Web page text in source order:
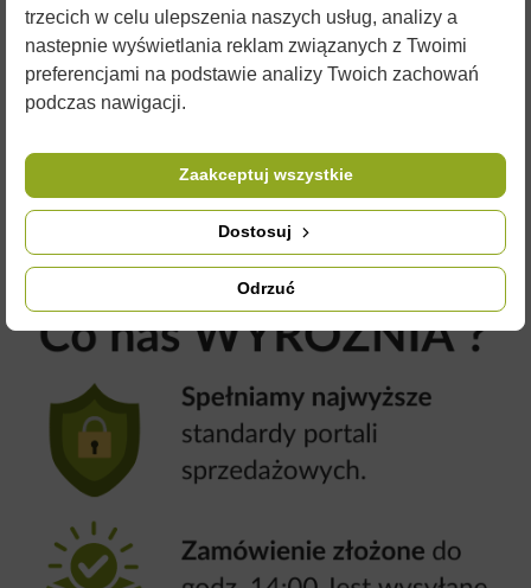
Dekoracyjne
Wielkanocne
Bożonarodzeniowe
Kominek zapachowy
trzecich w celu ulepszenia naszych usług, analizy a
nastepnie wyświetlania reklam związanych z Twoimi
preferencjami na podstawie analizy Twoich zachowań
podczas nawigacji.
Odrzuć
Dostosuj
Zaakceptuj wszystkie